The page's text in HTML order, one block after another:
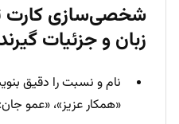
شخصی‌سازی کارت
زبان و جزئیات
نام و نسبت را دقیق
«همکار عزیز»، «عمو